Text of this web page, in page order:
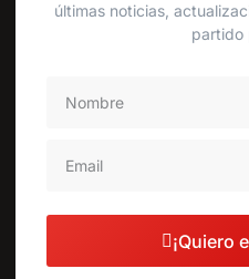
últimas noticias,
partido
¡Quiero